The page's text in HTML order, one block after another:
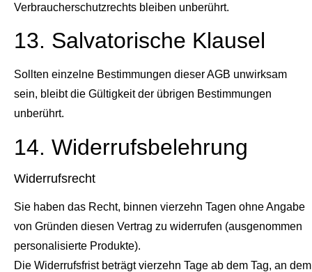
Verbraucherschutzrechts bleiben unberührt.
13. Salvatorische Klausel
Sollten einzelne Bestimmungen dieser AGB unwirksam
sein, bleibt die Gültigkeit der übrigen Bestimmungen
unberührt.
14. Widerrufsbelehrung
Widerrufsrecht
Sie haben das Recht, binnen vierzehn Tagen ohne Angabe
von Gründen diesen Vertrag zu widerrufen (ausgenommen
personalisierte Produkte).
Die Widerrufsfrist beträgt vierzehn Tage ab dem Tag, an dem